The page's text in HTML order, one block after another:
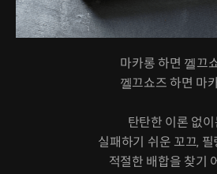
마카롱 하면 껠끄
껠끄쇼즈 하면 마
탄탄한 이론 없
실패하기 쉬운 꼬끄, 필
적절한 배합을 찾기